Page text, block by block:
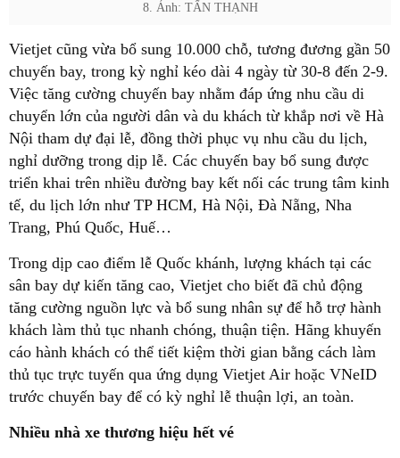
8. Ảnh: TẤN THẠNH
Vietjet cũng vừa bổ sung 10.000 chỗ, tương đương gần 50
chuyến bay, trong kỳ nghỉ kéo dài 4 ngày từ 30-8 đến 2-9.
Việc tăng cường chuyến bay nhằm đáp ứng nhu cầu di
chuyển lớn của người dân và du khách từ khắp nơi về Hà
Nội tham dự đại lễ, đồng thời phục vụ nhu cầu du lịch,
nghỉ dưỡng trong dịp lễ. Các chuyến bay bổ sung được
triển khai trên nhiều đường bay kết nối các trung tâm kinh
tế, du lịch lớn như TP HCM, Hà Nội, Đà Nẵng, Nha
Trang, Phú Quốc, Huế…
Trong dịp cao điểm lễ Quốc khánh, lượng khách tại các
sân bay dự kiến tăng cao, Vietjet cho biết đã chủ động
tăng cường nguồn lực và bổ sung nhân sự để hỗ trợ hành
khách làm thủ tục nhanh chóng, thuận tiện. Hãng khuyến
cáo hành khách có thể tiết kiệm thời gian bằng cách làm
thủ tục trực tuyến qua ứng dụng Vietjet Air hoặc VNeID
trước chuyến bay để có kỳ nghỉ lễ thuận lợi, an toàn.
Nhiều nhà xe thương hiệu hết vé